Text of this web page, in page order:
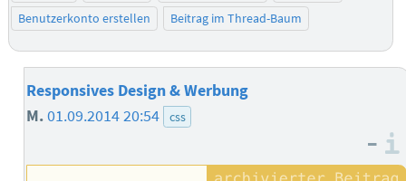
Benutzerkonto erstellen
Beitrag im Thread-Baum
Responsives Design & Werbung
M.01.09.2014 20:54 css
–